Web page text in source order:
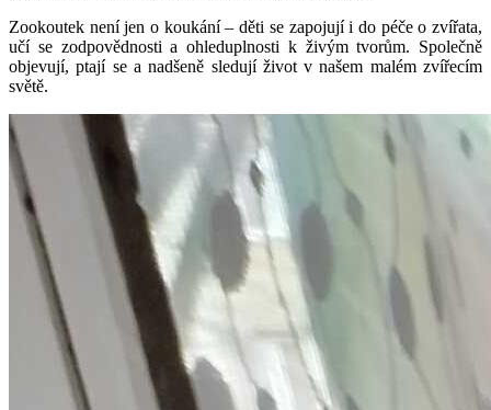
Zookoutek není jen o koukání – děti se zapojují i do péče o zvířata,
učí se zodpovědnosti a ohleduplnosti k živým tvorům. Společně
objevují, ptají se a nadšeně sledují život v našem malém zvířecím
světě.